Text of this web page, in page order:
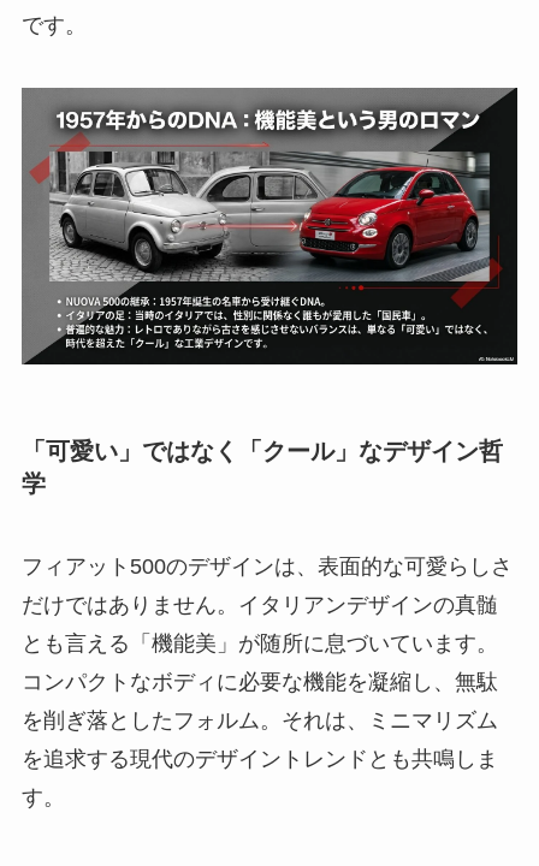
です。
「可愛い」ではなく「クール」なデザイン哲
学
フィアット500のデザインは、表面的な可愛らしさ
だけではありません。イタリアンデザインの真髄
とも言える「機能美」が随所に息づいています。
コンパクトなボディに必要な機能を凝縮し、無駄
を削ぎ落としたフォルム。それは、ミニマリズム
を追求する現代のデザイントレンドとも共鳴しま
す。